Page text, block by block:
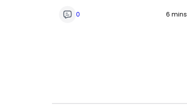
0 6 mins